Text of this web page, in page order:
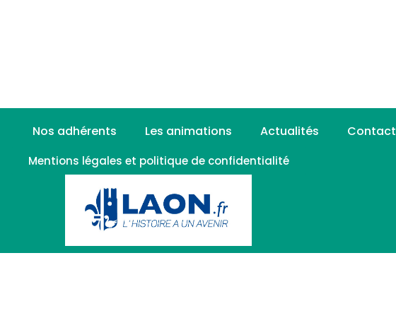
Nos adhérents Les animations Actualités Contact
Mentions légales et politique de confidentialité